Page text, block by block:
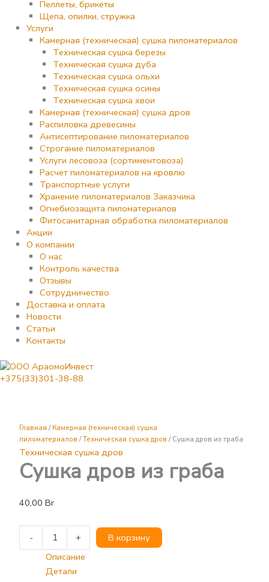
Пеллеты, брикеты
Щепа, опилки, стружка
Услуги
Камерная (техническая) сушка пиломатериалов
Техническая сушка березы
Техническая сушка дуба
Техническая сушка ольхи
Техническая сушка осины
Техническая сушка хвои
Камерная (техническая) сушка дров
Распиловка древесины
Антисептирование пиломатериалов
Строгание пиломатериалов
Услуги лесовоза (сортиментовоза)
Расчет пиломатериалов на кровлю
Транспортные услуги
Хранение пиломатериалов Заказчика
Огнебиозащита пиломатериалов
Фитосанитарная обработка пиломатериалов
Акции
О компании
О нас
Контроль качества
Отзывы
Сотрудничество
Доставка и оплата
Новости
Статьи
Контакты
+375(33)301-38-88
Главная /Камерная (техническая) сушка
пиломатериалов /Техническая сушка дров / Сушка дров из граба
Техническая сушка дров
Сушка дров из граба
40,00Br
-
дров
из
граба
+
В корзину
Описание
Детали